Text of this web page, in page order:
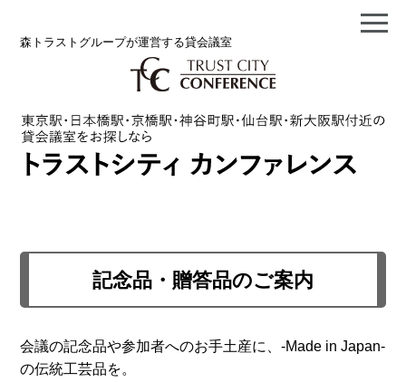
森トラストグループが運営する貸会議室
記念品・贈答品のご案内
会議の記念品や参加者へのお手土産に、-Made in Japan-
の伝統工芸品を。